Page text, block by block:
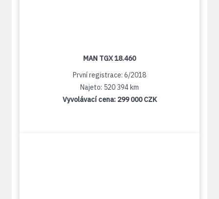
MAN TGX 18.460
První registrace: 6/2018
Najeto: 520 394 km
Vyvolávací cena: 299 000 CZK